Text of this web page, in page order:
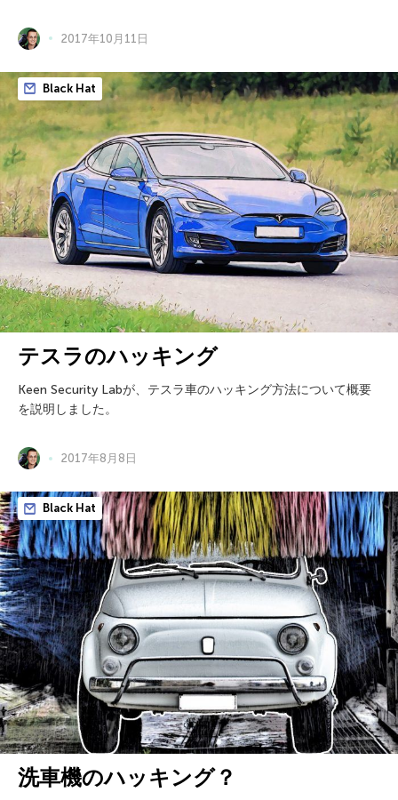
2017年10月11日
Black Hat
テスラのハッキング
Keen Security Labが、テスラ車のハッキング方法について概要
を説明しました。
2017年8月8日
Black Hat
洗車機のハッキング？